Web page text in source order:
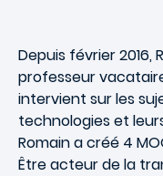
Depuis février 2016,
professeur
intervient sur les
technologies et
Romain a créé 4
Être acteur de la